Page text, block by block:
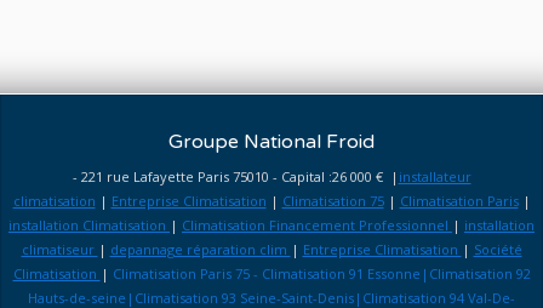
Groupe National Froid
- 221 rue Lafayette Paris 75010 - Capital :26 000 € | installateur
climatisation | Entreprise Climatisation | Climatisation 75| Climatisation Paris|
installation Climatisation | Climatisation Financement Professionnel | installation
climatiseur | depannage réparation clim | Entreprise Climatisation | Société
Climatisation | Climatisation Paris 75 - Climatisation 91 Essonne|Climatisation 92
Hauts-de-seine|Climatisation 93 Seine-Saint-Denis|Climatisation 94 Val-De-